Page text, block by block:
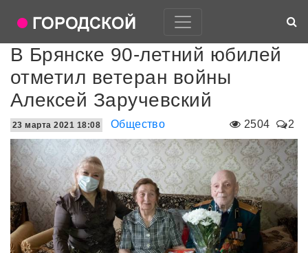
В Брянске 90-летний юбилей
отметил ветеран войны
Алексей Заручевский
2504 2
23 марта 2021 18:08 Общество